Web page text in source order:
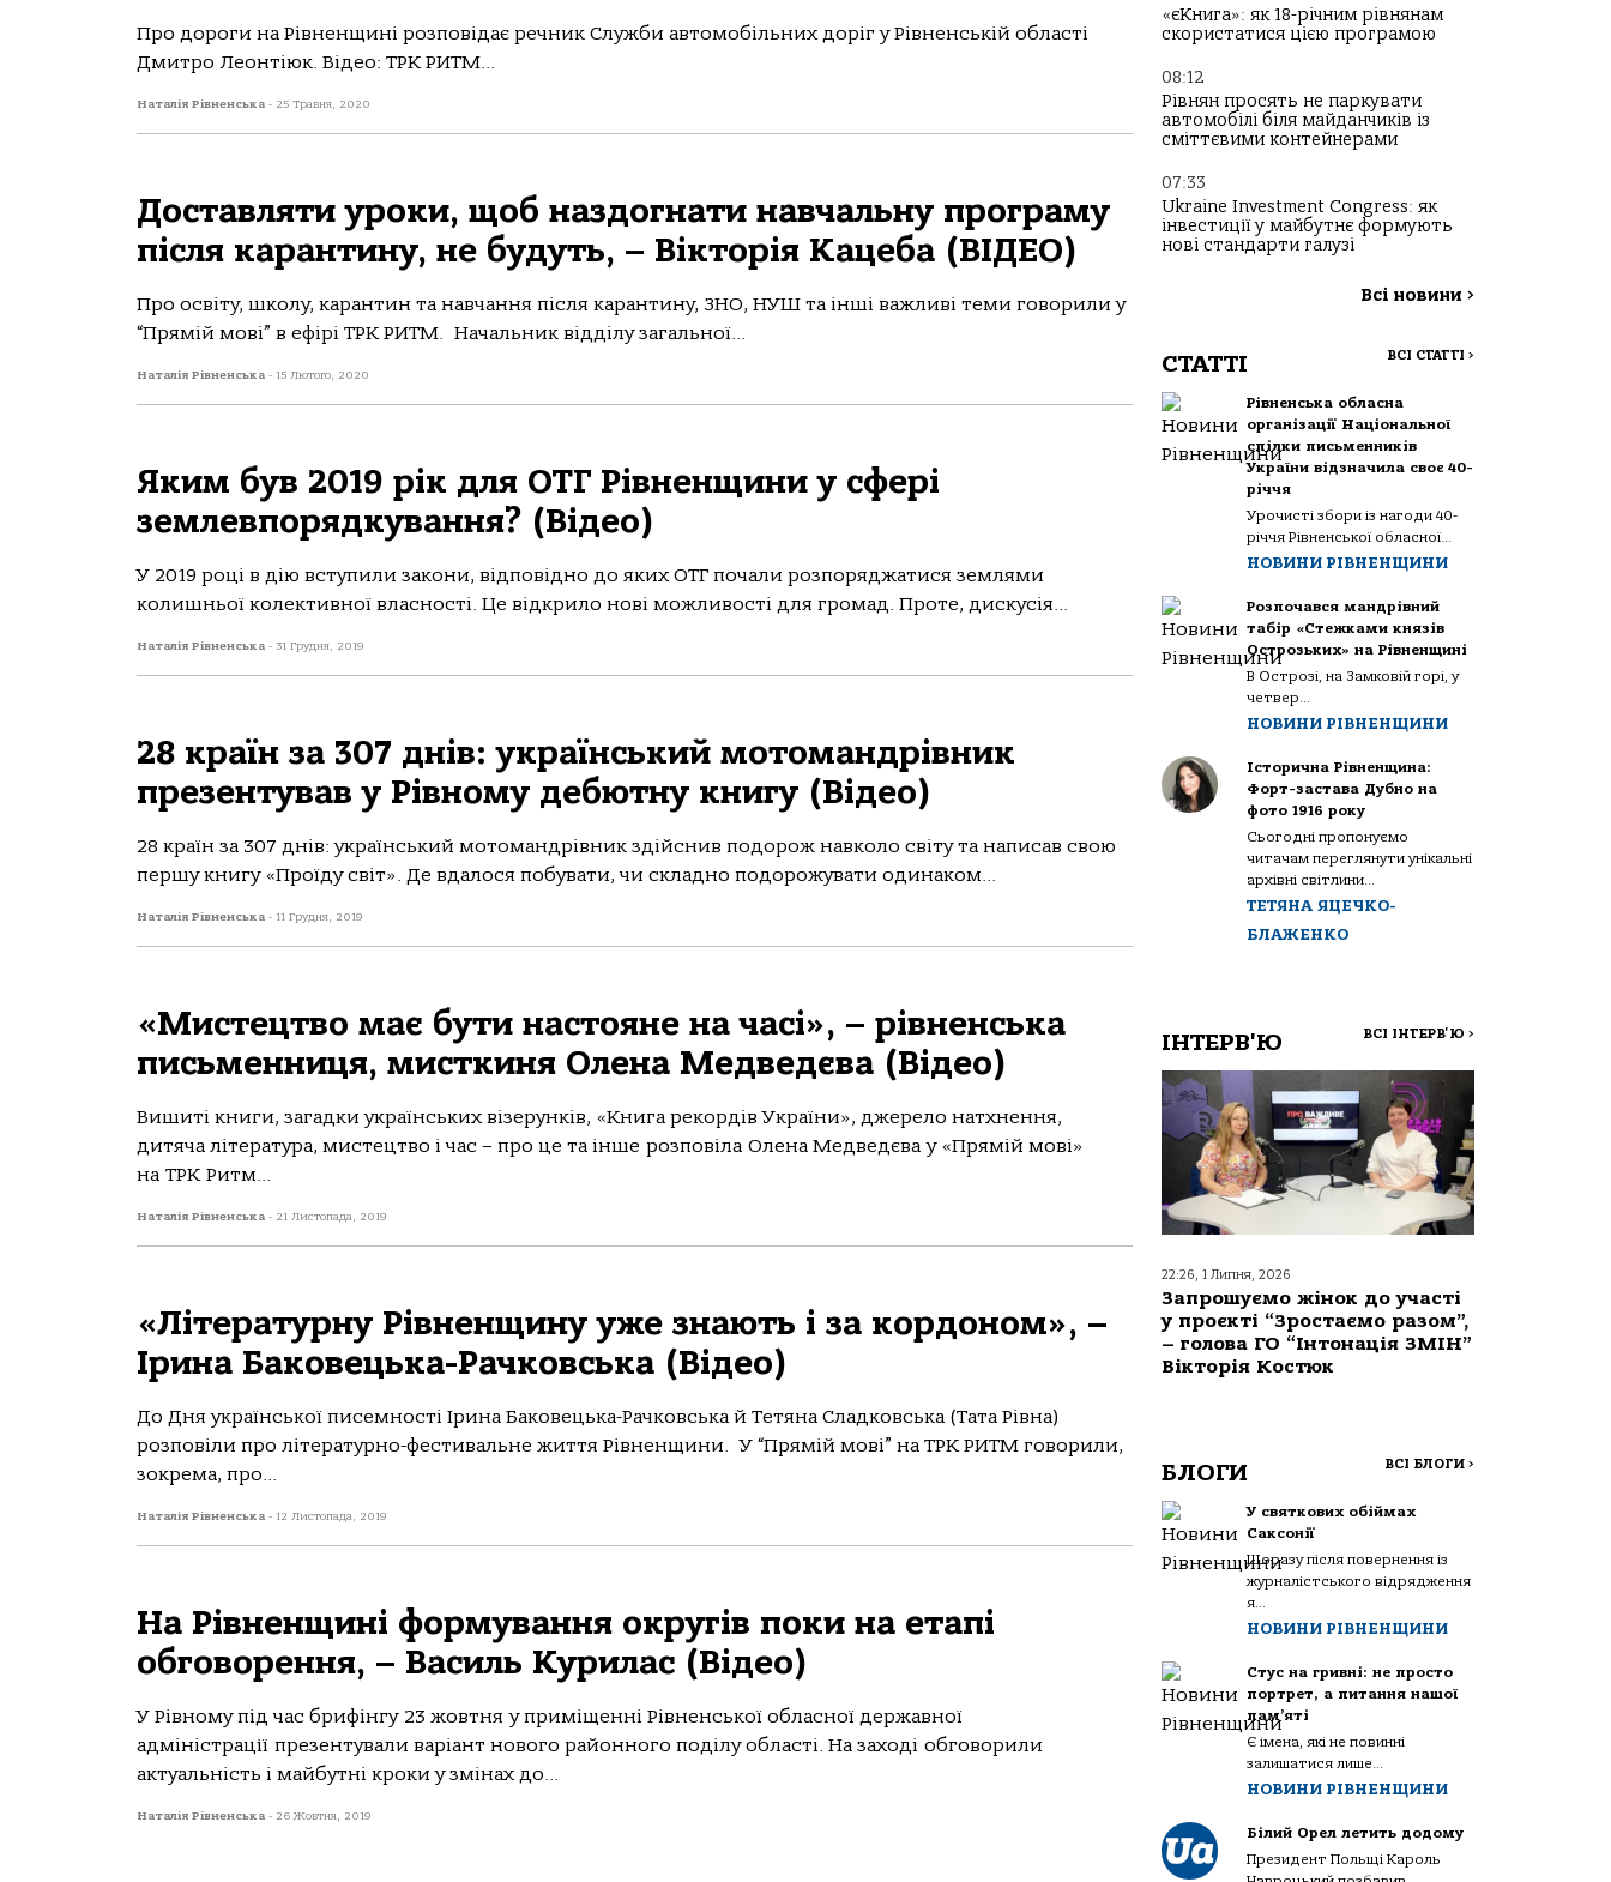
Про дороги на Рівненщині розповідає речник Служби автомобільних доріг у Рівненській області
Дмитро Леонтіюк. Відео: ТРК РИТМ...
Наталія Рівненська - 25 Травня, 2020
Доставляти уроки, щоб наздогнати навчальну програму
після карантину, не будуть, – Вікторія Кацеба (ВІДЕО)
Про освіту, школу, карантин та навчання після карантину, ЗНО, НУШ та інші важливі теми говорили у
“Прямій мові” в ефірі ТРК РИТМ. Начальник відділу загальної...
Наталія Рівненська - 15 Лютого, 2020
Яким був 2019 рік для ОТГ Рівненщини у сфері
землевпорядкування? (Відео)
У 2019 році в дію вступили закони, відповідно до яких ОТГ почали розпоряджатися землями
колишньої колективної власності. Це відкрило нові можливості для громад. Проте, дискусія...
Наталія Рівненська - 31 Грудня, 2019
28 країн за 307 днів: український мотомандрівник
презентував у Рівному дебютну книгу (Відео)
28 країн за 307 днів: український мотомандрівник здійснив подорож навколо світу та написав свою
першу книгу «Проїду світ». Де вдалося побувати, чи складно подорожувати одинаком...
Наталія Рівненська - 11 Грудня, 2019
«Мистецтво має бути настояне на часі», – рівненська
письменниця, мисткиня Олена Медведєва (Відео)
Вишиті книги, загадки українських візерунків, «Книга рекордів України», джерело натхнення,
дитяча література, мистецтво і час – про це та інше розповіла Олена Медведєва у «Прямій мові»
на ТРК Ритм...
Наталія Рівненська - 21 Листопада, 2019
«Літературну Рівненщину уже знають і за кордоном», –
Ірина Баковецька-Рачковська (Відео)
До Дня української писемності Ірина Баковецька-Рачковська й Тетяна Сладковська (Тата Рівна)
розповіли про літературно-фестивальне життя Рівненщини. У “Прямій мові” на ТРК РИТМ говорили,
зокрема, про...
Наталія Рівненська - 12 Листопада, 2019
На Рівненщині формування округів поки на етапі
обговорення, – Василь Курилас (Відео)
У Рівному під час брифінгу 23 жовтня у приміщенні Рівненської обласної державної
адміністрації презентували варіант нового районного поділу області. На заході обговорили
актуальність і майбутні кроки у змінах до...
Наталія Рівненська - 26 Жовтня, 2019
«єКнига»: як 18-річним рівнянам
скористатися цією програмою
08:12
Рівнян просять не паркувати
автомобілі біля майданчиків із
сміттєвими контейнерами
07:33
Ukraine Investment Congress: як
інвестиції у майбутнє формують
нові стандарти галузі
Всі новини >
СТАТТІ ВСІ СТАТТІ >
Рівненська обласна
організації Національної
спілки письменників
України відзначила своє 40-
річчя
Урочисті збори із нагоди 40-
річчя Рівненської обласної...
НОВИНИ РІВНЕНЩИНИ
Розпочався мандрівний
табір «Стежками князів
Острозьких» на Рівненщині
В Острозі, на Замковій горі, у
четвер...
НОВИНИ РІВНЕНЩИНИ
Історична Рівненщина:
Форт-застава Дубно на
фото 1916 року
Сьогодні пропонуємо
читачам переглянути унікальні
архівні світлини...
ТЕТЯНА ЯЦЕЧКО-
БЛАЖЕНКО
ІНТЕРВ'Ю ВСІ ІНТЕРВ'Ю >
22:26, 1 Липня, 2026
Запрошуємо жінок до участі
у проєкті “Зростаємо разом”,
– голова ГО “Інтонація ЗМІН”
Вікторія Костюк
БЛОГИ ВСІ БЛОГИ >
У святкових обіймах
Саксонії
Щоразу після повернення із
журналістського відрядження
я...
НОВИНИ РІВНЕНЩИНИ
Стус на гривні: не просто
портрет, а питання нашої
пам’яті
Є імена, які не повинні
залишатися лише...
НОВИНИ РІВНЕНЩИНИ
Білий Орел летить додому
Президент Польщі Кароль